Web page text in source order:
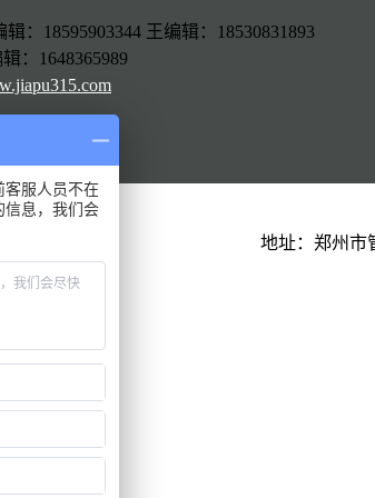
：18595903344 王编辑：18530831893
：1648365989
地址：郑州
客服人员不在
信息，我们会